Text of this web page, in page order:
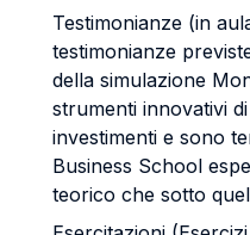
Testimonianze (in
testimonianze
della simulazione
strumenti innovativi
investimenti e sono
Business School
teorico che sotto